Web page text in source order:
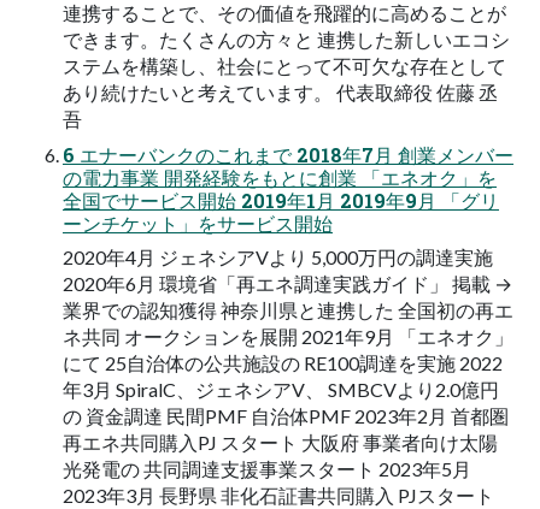
連携することで、その価値を飛躍的に高めることが
できます。たくさんの方々と 連携した新しいエコシ
ステムを構築し、社会にとって不可欠な存在として
あり続けたいと考えています。 代表取締役 佐藤 丞
吾
6 エナーバンクのこれまで 2018年7月 創業メンバー
の電力事業 開発経験をもとに創業 「エネオク」を
全国でサービス開始 2019年1月 2019年9月 「グリ
ーンチケット」をサービス開始
2020年4月 ジェネシアVより 5,000万円の調達実施
2020年6月 環境省「再エネ調達実践ガイド」 掲載 →
業界での認知獲得 神奈川県と連携した 全国初の再エ
ネ共同 オークションを展開 2021年9月 「エネオク」
にて 25自治体の公共施設の RE100調達を実施 2022
年3月 SpiralC、ジェネシアV、 SMBCVより2.0億円
の 資金調達 民間PMF 自治体PMF 2023年2月 首都圏
再エネ共同購入PJ スタート 大阪府 事業者向け太陽
光発電の 共同調達支援事業スタート 2023年5月
2023年3月 長野県 非化石証書共同購入 PJスタート